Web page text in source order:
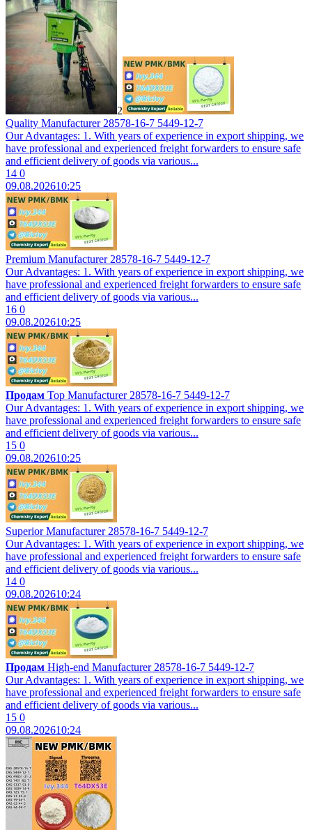
2
Quality Manufacturer 28578-16-7 5449-12-7
Our Advantages: 1. With years of experience in export shipping, we
have professional and experienced freight forwarders to ensure safe
and efficient delivery of goods via various...
14 0
09.08.202610:25
Premium Manufacturer 28578-16-7 5449-12-7
Our Advantages: 1. With years of experience in export shipping, we
have professional and experienced freight forwarders to ensure safe
and efficient delivery of goods via various...
16 0
09.08.202610:25
Продам Top Manufacturer 28578-16-7 5449-12-7
Our Advantages: 1. With years of experience in export shipping, we
have professional and experienced freight forwarders to ensure safe
and efficient delivery of goods via various...
15 0
09.08.202610:25
Superior Manufacturer 28578-16-7 5449-12-7
Our Advantages: 1. With years of experience in export shipping, we
have professional and experienced freight forwarders to ensure safe
and efficient delivery of goods via various...
14 0
09.08.202610:24
Продам High-end Manufacturer 28578-16-7 5449-12-7
Our Advantages: 1. With years of experience in export shipping, we
have professional and experienced freight forwarders to ensure safe
and efficient delivery of goods via various...
15 0
09.08.202610:24